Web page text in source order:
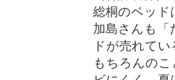
総桐のベッド
加島さんも
ドが売れて
もちろんの